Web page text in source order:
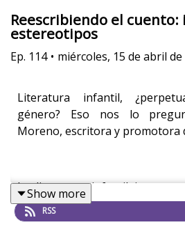
Reescribiendo el cuento:
estereotipos
Ep. 114 • miércoles, 15 de abril de
Literatura infantil,
género? Eso nos lo
Moreno, escritora y promotora
La literatura infantil juega
desarrollo de niñas y niños,
género y aprender a
Show more
RSS